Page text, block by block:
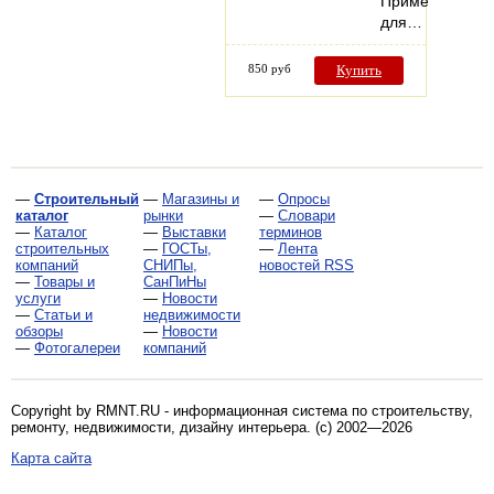
для…
850 руб Купить
— Строительный
каталог
— Каталог
строительных
компаний
— Товары и
услуги
— Статьи и
обзоры
— Фотогалереи
— Магазины и
рынки
— Выставки
— ГОСТы,
СНИПы,
СанПиНы
— Новости
недвижимости
— Новости
компаний
— Опросы
— Словари
терминов
— Лента
новостей RSS
Copyright by RMNT.RU - информационная система по строительству,
ремонту, недвижимости, дизайну интерьера. (c) 2002—2026
Карта сайта